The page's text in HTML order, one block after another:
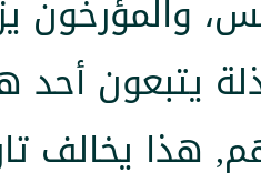
أذلة يتبعون
هذا يخالف